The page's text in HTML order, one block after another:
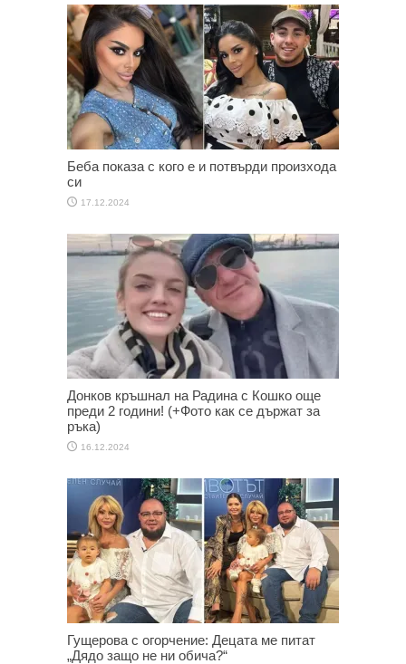
Беба показа с кого е и потвърди произхода
си
17.12.2024
Донков кръшнал на Радина с Кошко още
преди 2 години! (+Фото как се държат за
ръка)
16.12.2024
Гущерова с огорчение: Децата ме питат
„Дядо защо не ни обича?“